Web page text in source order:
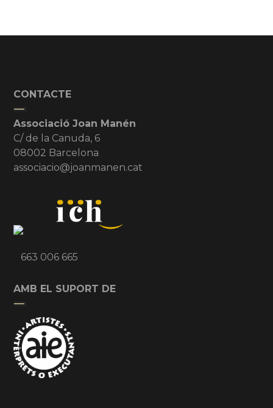
CONTACTE
Associació Joan Manén
C/ de la Canuda, 6
08002 Barcelona
associacio@joanmanen.cat
663 006 665
AMB EL SUPORT DE